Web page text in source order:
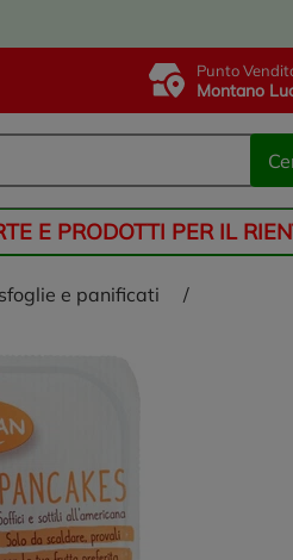
Punto
Montano
E PRODOTTI PER IL
sfoglie e panificati /